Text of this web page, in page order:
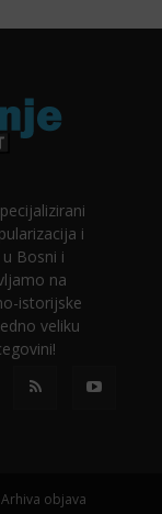
i
Bosni i
na
istorijske
veliku
Arhiva objava